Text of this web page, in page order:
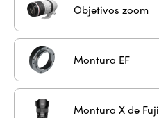
Objetivos zoom
Montura EF
Montura X de Fuji